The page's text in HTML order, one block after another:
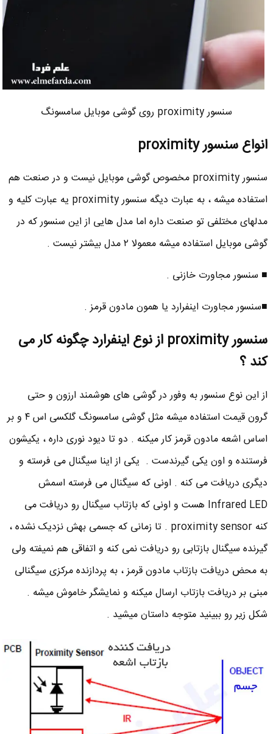
سنسور proximity روی گوشی موبایل سامسونگ
انواع سنسورproximity
سنسور proximity مخصوص گوشی موبایل نیست و در صنعت هم
استفاده میشه ، به عبارت دیگه سنسور proximity یه عبارت کلیه و
مدلهای مختلفی تو صنعت داره اما مدل هایی از این سنسور که در
گوشی موبایل استفاده میشه معمولا ۲ مدل بیشتر نیست .
■ سنسور مجاورت خازنی .
■سنسور مجاورت اینفرارد یا همون مادون قرمز .
سنسور proximity از نوع اینفرارد چگونه کار می
کند ؟
از این نوع سنسور به وفور در گوشی های هوشمند ارزون و حتی
گرون قیمت استفاده میشه مثل گوشی سامسونگ گلکسی اس ۴ و بر
اساس اشعه مادون قرمز کار میکنه . دو تا دیود نوری داره ، یکیشون
فرستنده و اون یکی گیرندست . یکی از اینا سیگنال می فرسته و
دیگری دریافت می کنه . اونی که سیگنال می فرسته اسمش
Infrared LED هست و اونی که بازتاب سیگنال رو دریافت می
کنه proximity sensor . تا زمانی که جسمی بهش نزدیک نشده ،
گیرنده سیگنال بازتابی رو دریافت نمی کنه و اتفاقی هم نمیفته ولی
به محض دریافت بازتاب مادون قرمز ، به پردازنده مرکزی سیگنالی
مبنی بر دریافت بازتاب ارسال میکنه و نمایشگر خاموش میشه .
شکل زیر رو ببینید متوجه داستان میشید .